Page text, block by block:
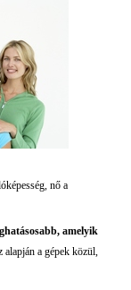
nő a
amelyik
alapján a gépek közül,